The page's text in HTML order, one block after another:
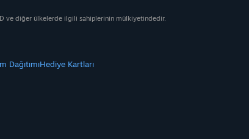
ve diğer ülkelerde ilgili sahiplerinin mülkiyetindedir.
DağıtımıHediye Kartları